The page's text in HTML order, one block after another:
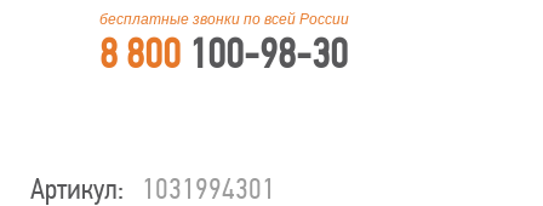
бесплатные звонки по всей России
8 800 100-98-30
Артикул:
1031994301